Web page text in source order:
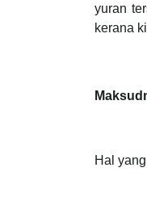
yuran
kerana
Hal